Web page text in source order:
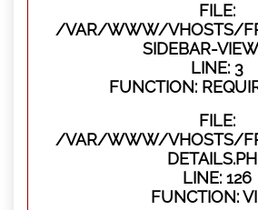
FILE:
/VAR/WWW/VHOSTS/
SIDEBAR-
LINE: 3
FUNCTION:
FILE:
/VAR/WWW/VHOSTS/
LINE: 126
FUNCTION: